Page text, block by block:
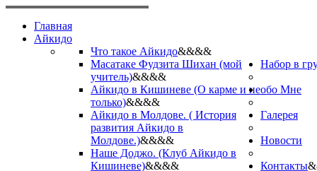
Главная
Айкидо
Что такое Айкидо&&&&
Масатаке Фудзита Шихан (мой
учитель)&&&&
Айкидо в Кишиневе (О карме и не
только)&&&&
Айкидо в Молдове. ( История
развития Айкидо в
Молдове.)&&&&
Наше Доджо. (Клуб Айкидо в
Кишиневе)&&&&
Набор в
обо Мне
Галерея
Новости
Контакты